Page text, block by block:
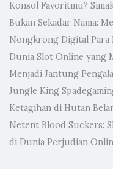
Konsol Favoritmu?
Bukan Sekadar Nama:
Nongkrong Digital Para
Dunia Slot Online yang
Menjadi Jantung
Jungle King
Ketagihan di Hutan
Netent Blood Suckers:
di Dunia Perjudian